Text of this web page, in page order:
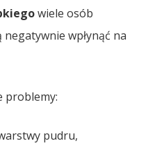
wiele osób
negatywnie wpłynąć na
problemy:
pudru,